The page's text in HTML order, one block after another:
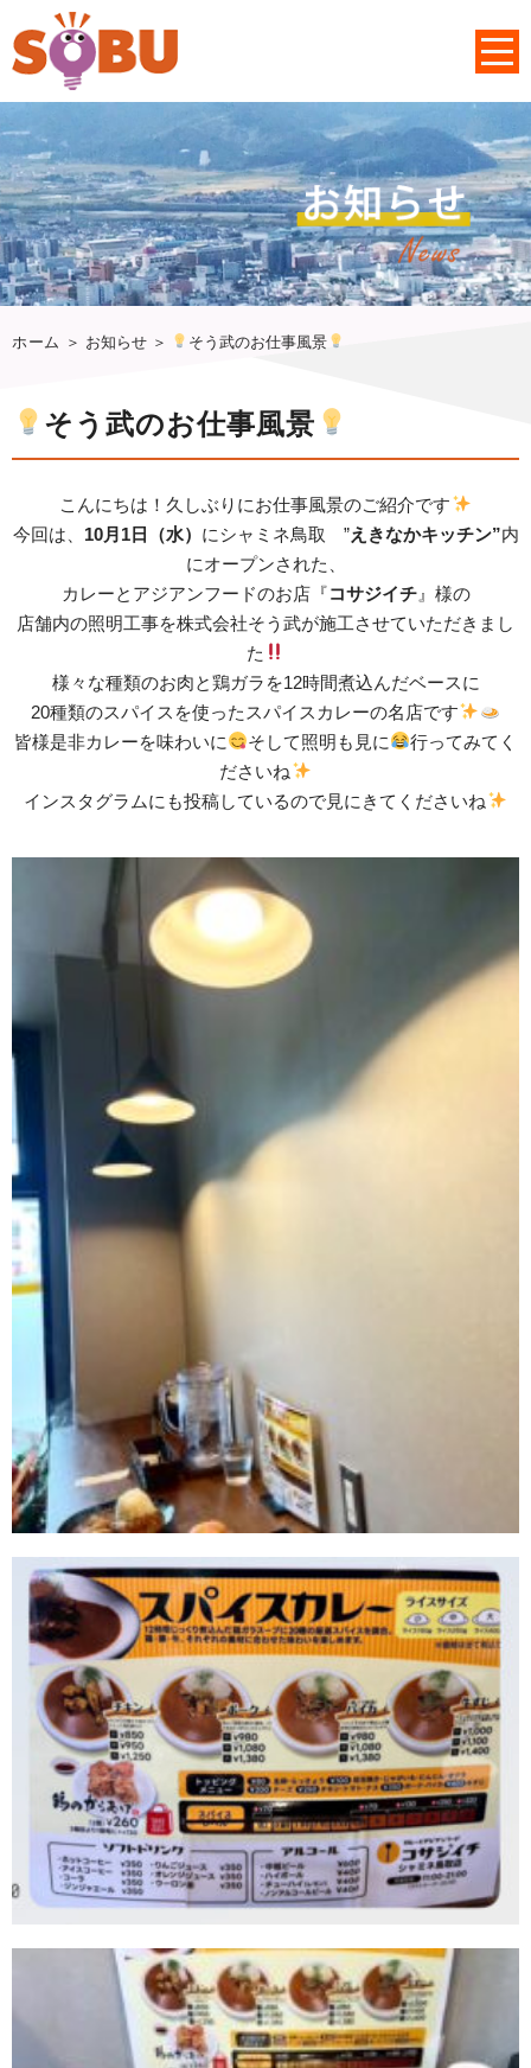
ホーム ＞ お知らせ ＞ そう武のお仕事風景
そう武のお仕事風景
こんにちは！久しぶりにお仕事風景のご紹介です
今回は、 10月1日（水） にシャミネ鳥取 ”えきなかキッチン”内
にオープンされた、
カレーとアジアンフードのお店『コサジイチ』様の
店舗内の照明工事を株式会社そう武が施工させていただきまし
た
様々な種類のお肉と鶏ガラを12時間煮込んだベースに
20種類のスパイスを使ったスパイスカレーの名店です
皆様是非カレーを味わいに
そして照明も見に
行ってみてく
ださいね
インスタグラムにも投稿しているので見にきてくださいね